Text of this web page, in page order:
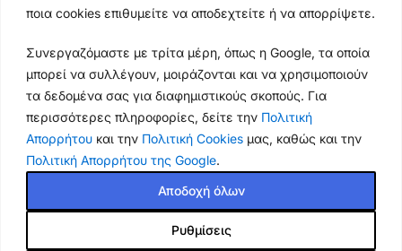
ποια cookies επιθυμείτε να αποδεχτείτε ή να απορρίψετε.
Συνεργαζόμαστε με τρίτα μέρη, όπως η Google, τα οποία
μπορεί να συλλέγουν, μοιράζονται και να χρησιμοποιούν
τα δεδομένα σας για διαφημιστικούς σκοπούς. Για
περισσότερες πληροφορίες, δείτε την Πολιτική
Απορρήτου και την Πολιτική Cookies μας, καθώς και την
Πολιτική Απορρήτου της Google.
Ρυθμίσεις
Αποδοχή όλων
info@thikishop.gr
Δευ - Σάβ: 10:00 - 21:00
ΔΩΡΕΑΝ ΑΠΟΣΤΟΛΗ
για παραγγελίες άνω των 35€
Copyright 2025 Powered by ThikiShop.
Θήκη